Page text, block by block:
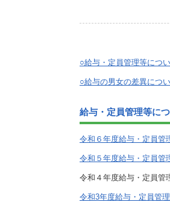
生活道路
町民活動
相談窓口
○給与・定員管理等につ
○給与の男女の差異につ
給与・定員管理等に
令和６年度給与・定員管
令和５年度給与・定員管
令和４年度給与・定員管
令和3年度給与・定員管